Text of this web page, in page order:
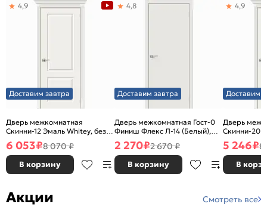
Доставим завтра
Дверь межкомнатная
Скинни-12 Эмаль Whitey, без
декора, глухая, без стекла,
без кромки, скиновая
4,9
6 053₽8 070 ₽
В корзину
Доставим завтра
Дверь межкомнатная Гост-0
Финиш Флекс Л-14 (Белый),
глухая, каркасно-щитовая
4,8
2 270₽2 670 ₽
В корзину
Доставим
Дверь
Скинни-20
декора,
без кромки,
4,9
5 246₽8
В
Акции Смотреть все